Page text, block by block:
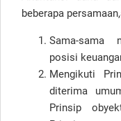
beberapa
Sama-sama
posisi
Mengikuti
diterima
Prinsip